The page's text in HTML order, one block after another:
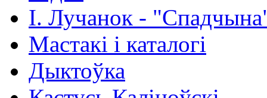
І. Лучанок -
Мастакі i каталогi
Дыктоўка